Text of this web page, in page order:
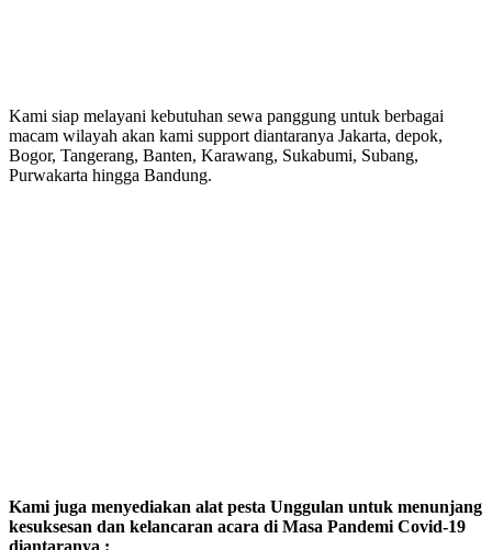
Kami siap melayani kebutuhan sewa panggung untuk berbagai
macam wilayah akan kami support diantaranya Jakarta, depok,
Bogor, Tangerang, Banten, Karawang, Sukabumi, Subang,
Purwakarta hingga Bandung.
Kami juga menyediakan alat pesta Unggulan untuk menunjang
kesuksesan dan kelancaran acara di Masa Pandemi Covid-19
diantaranya :